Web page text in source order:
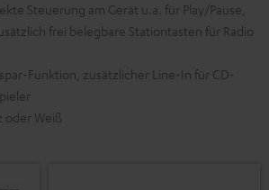
Steuerung am Gerät u.a. für Play/Pause,
frei belegbare Stationtasten für Radio
Funktion, zusätzlicher Line-In für CD-
oder Weiß